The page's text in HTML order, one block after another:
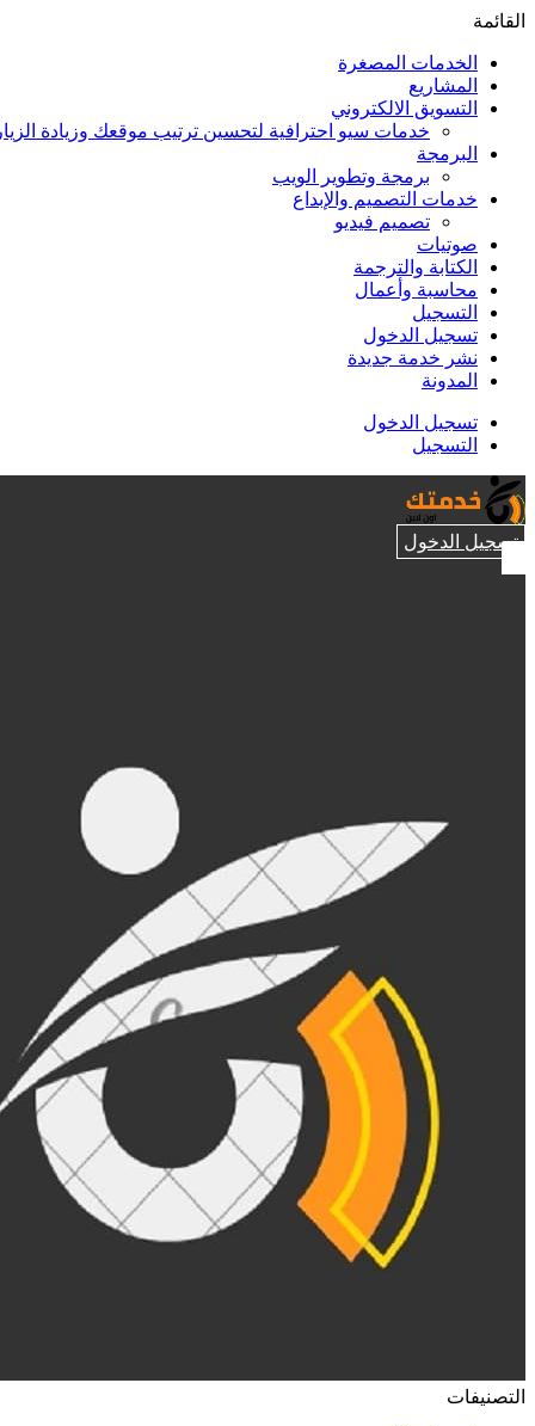
القائمة
الخدمات المصغرة
المشاريع
التسويق الالكتروني
خدمات سيو احترافية لتحسين ترتيب موقعك وزيادة
البرمجة
برمجة وتطوير الويب
خدمات التصميم والإبداع
تصميم فيديو
صوتيات
الكتابة والترجمة
محاسبة وأعمال
التسجيل
تسجيل الدخول
نشر خدمة جديدة
المدونة
تسجيل الدخول
التسجيل
تسجيل الدخول
التصنيفات